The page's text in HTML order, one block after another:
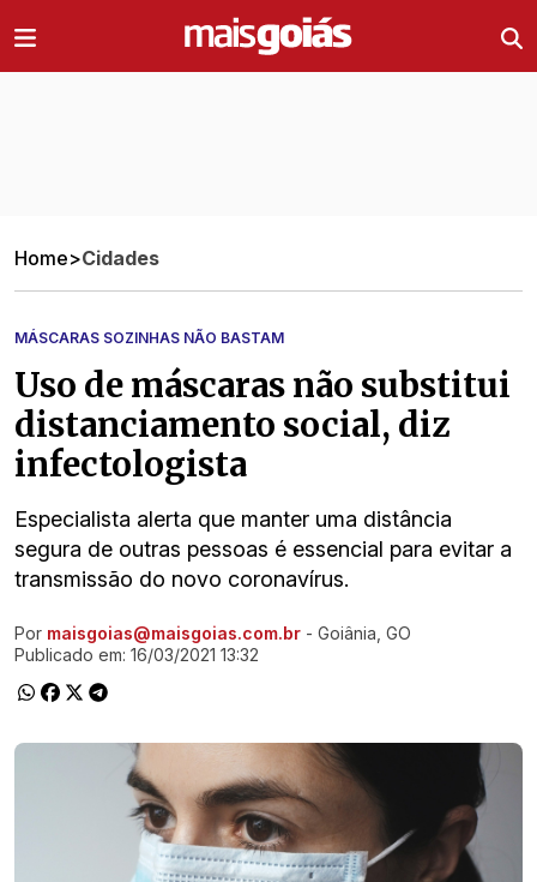
Home>Cidades
MÁSCARAS SOZINHAS NÃO BASTAM
Uso de máscaras não substitui
distanciamento social, diz
infectologista
Especialista alerta que manter uma distância
segura de outras pessoas é essencial para evitar a
transmissão do novo coronavírus.
Ir direto pra matéria
Por maisgoias@maisgoias.com.br - Goiânia, GO
Publicado em: 16/03/2021 13:32